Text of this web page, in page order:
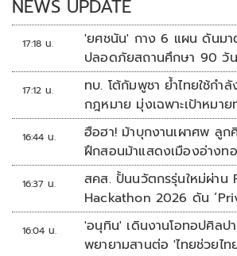
NEWS UPDATE
17:18 น.
'ยศชนัน' กาง 6 แผน ดันมา
ปลอดภัยสถานศึกษา 90 วั
รุนแรง
17:12 น.
ทบ. โต้กัมพูชา ย้ำไทยใช้กำ
กฎหมาย มุ่งเฉพาะเป้าหมาย
16:44 น.
ฮือฮา! ม้าบุกงานเผาศพ ลูก
ฝึกสอนม้าแสดงเมืองอ่างท
16:37 น.
สคส. ปั้นนวัตกรรุ่นใหม่ผ่าน
Hackathon 2026 ดัน
for all’ สู่โซลูชันคุ้มครองข้
ใช้ได้จริง
16:04 น.
'อนุทิน' เดินงานโอทอปศิลป
พยายามสานต่อ 'ไทยช่วยไ